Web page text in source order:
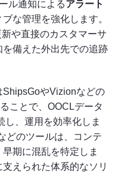
ル通知によるアラート
な管理を強化します。
や直接のカスタマーサ
備えた外出先での追跡
ShipsGoやVizionなどの
ことで、OOCLデータ
し、運用を効率化しま
どのツールは、コンテ
期に混乱を特定しま
えられた体系的なソリ